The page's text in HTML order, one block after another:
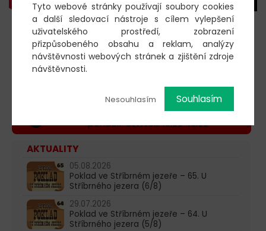
KOUPIT DOBROVOLNOU
VSTUPENKU
603 805 271
pondělí-čtvrtek: 10:00-16:00
AKTUALITY
05.08.2026
Poklad ve Stříbrném jezeře – 65. U
Stříbrného jezera (6/8)
29.07.2026
Poklad ve Stříbrném jezeře – 64. U
Stříbrného jezera (5/8)
Tyto webové stránky používají soubory cookies
a další sledovací nástroje s cílem vylepšení
uživatelského prostředí, zobrazení
přizpůsobeného obsahu a reklam, analýzy
návštěvnosti webových stránek a zjištění zdroje
návštěvnosti.
Nesouhlasím Souhlasím